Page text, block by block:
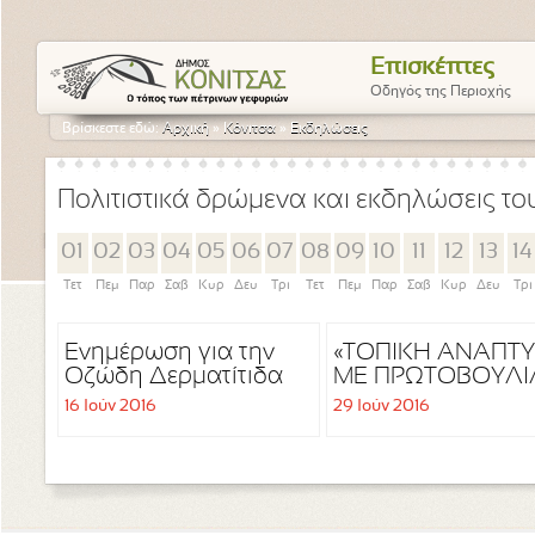
Επισκέπτες
Οδηγός της Περιοχής
Βρίσκεστε εδώ:Αρχική » Κόνιτσα » Εκδηλώσεις
Πολιτιστικά δρώμενα και εκδηλώσεις
01
Τετ
02
Πεμ
03
Παρ
04
Σαβ
05
Κυρ
06
Δευ
07
Τρι
08
Τετ
09
Πεμ
10
Παρ Σαβ
12
Κυρ
13
Δευ
14
Τρι
Ενημέρωση για την
Οζώδη Δερματίτιδα
των Βοοειδών
16 Ιούν 2016
«ΤΟΠΙΚΗ
ΜΕ
ΤΟΠΙΚΩΝ
29 Ιούν 2016